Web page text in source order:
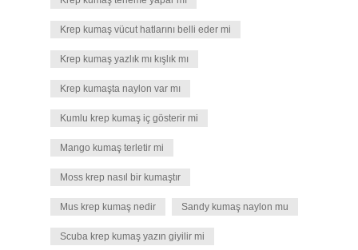
Krep kumaş vücut hatlarını belli eder mi
Krep kumaş yazlık mı kışlık mı
Krep kumaşta naylon var mı
Kumlu krep kumaş iç gösterir mi
Mango kumaş terletir mi
Moss krep nasıl bir kumaştır
Mus krep kumaş nedir Sandy kumaş naylon mu
Scuba krep kumaş yazın giyilir mi